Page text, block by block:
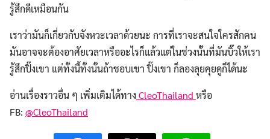
รู้สึกดีเหมือนกัน
เราว่ามันก็เกี่ยวกับจังหวะเวลาด้วยนะ การที่เราจะสนใจใครสักคน
มันอาจจะต้องอาศัยเวลาหรืออะไรก็แล้วแต่ในช่วงนั้นที่มันบิ๊วให้เรา
รู้สึกปิ๊งเขา แต่ทั้งนี้ทั้งนั้นถ้าชอบเขา ปิ๊งเขา ก็ลองลุยคุยดูก็ได้นะ
อ่านเรื่องราวอื่น ๆ เพิ่มเติมได้ทาง CleoThailand หรือ
FB: @CleoThailand